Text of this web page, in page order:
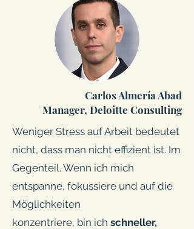
Carlos Almería Abad
Manager, Deloitte Consulting
Weniger Stress auf Arbeit bedeutet
nicht, dass man nicht effizient ist. Im
Gegenteil. Wenn ich mich
entspanne, fokussiere und auf die
Möglichkeiten
konzentriere, bin ich schneller,